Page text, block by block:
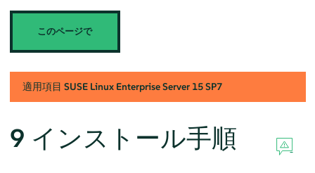
このページで
適用項目 SUSE Linux Enterprise Server 15 SP7
9 インストール手順